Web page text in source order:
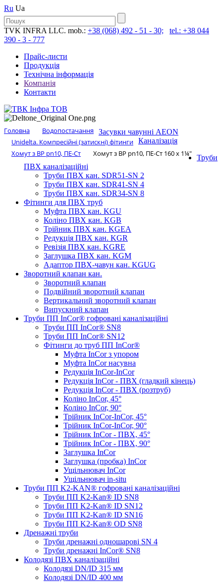
Ru Ua
TVK INFRA LLC. mob.: +38 (068) 492 - 51 - 30;
tel.: +38 044
390 - 3 - 777
Прайс-листи
Продукція
Технічна інформація
Компанія
Контакти
Головна
Водопостачання
Unidelta. Компресійні (затискні) фітинги
Хомут з ​​ВР pn10, ПЕ-Ст
Хомут з ​​ВР pn10, ПЕ-Ст 160 х 1¼″
Засувки чавунні AEON
Каналізація
Труби
ПВХ каналізаційні
Труби ПВХ кан. SDR51-SN 2
Труби ПВХ кан. SDR41-SN 4
Труби ПВХ кан. SDR34-SN 8
Фітинги для ПВХ труб
Муфта ПВХ кан. KGU
Коліно ПВХ кан. KGB
Трійник ПВХ кан. KGEA
Редукція ПВХ кан. KGR
Ревізія ПВХ кан. KGRE
Заглушка ПВХ кан. KGM
Адаптор ПВХ-чавун кан. KGUG
Зворотний клапан кан.
Зворотний клапан
Подвійний зворотний клапан
Вертикальний зворотний клапан
Випускний клапан
Труби ПП InCor® гофровані каналізаційні
Труби ПП InCor® SN8
Труби ПП InCor® SN12
Фітинги до труб ПП InCor®
Муфта InCor з упором
Муфта InCor насувна
Редукція InCor-InCor
Редукція InCor - ПВХ (гладкий кінець)
Редукція InCor - ПВХ (розтруб)
Коліно InCor, 45°
Коліно InCor, 90°
Трійник InCor-InCor, 45°
Трійник InCor-InCor, 90°
Трійник InCor - ПВХ, 45°
Трійник InCor - ПВХ, 90°
Заглушка InCor
Заглушка (пробка) InCor
Ущільнювач InCor
Ущільнювач in-situ
Труби ПП K2-KAN® гоф­ровані каналізаційні
Труби ПП K2-Kan® ID SN8
Труби ПП K2-Kan® ID SN12
Труби ПП K2-Kan® ID SN16
Труби ПП K2-Kan® OD SN8
Дренажні труби
Труби дренажні одношарові SN 4
Труби дренажні InCor® SN8
Колодязі ПВХ каналізаційні
Колодязі DN/ID 315 мм
Колодязі DN/ID 400 мм